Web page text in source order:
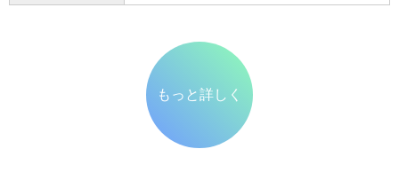
もっと詳しく